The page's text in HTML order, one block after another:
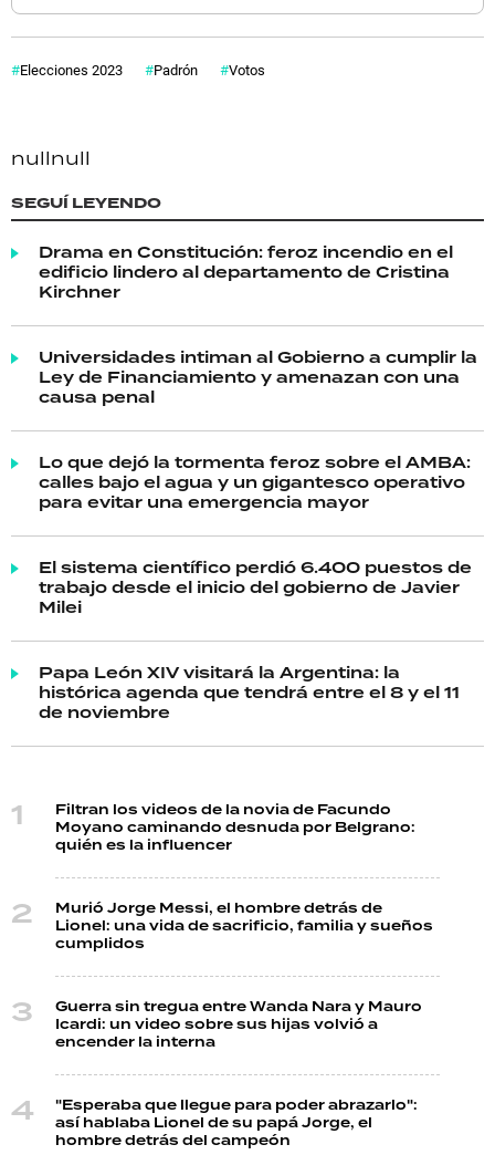
Elecciones 2023 Padrón Votos
nullnull
SEGUÍ LEYENDO
Drama en Constitución: feroz incendio en el
edificio lindero al departamento de Cristina
Kirchner
Universidades intiman al Gobierno a cumplir la
Ley de Financiamiento y amenazan con una
causa penal
Lo que dejó la tormenta feroz sobre el AMBA:
calles bajo el agua y un gigantesco operativo
para evitar una emergencia mayor
El sistema científico perdió 6.400 puestos de
trabajo desde el inicio del gobierno de Javier
Milei
Papa León XIV visitará la Argentina: la
histórica agenda que tendrá entre el 8 y el 11
de noviembre
Filtran los videos de la novia de Facundo
Moyano caminando desnuda por Belgrano:
quién es la influencer
Murió Jorge Messi, el hombre detrás de
Lionel: una vida de sacrificio, familia y sueños
cumplidos
Guerra sin tregua entre Wanda Nara y Mauro
Icardi: un video sobre sus hijas volvió a
encender la interna
"Esperaba que llegue para poder abrazarlo":
así hablaba Lionel de su papá Jorge, el
hombre detrás del campeón